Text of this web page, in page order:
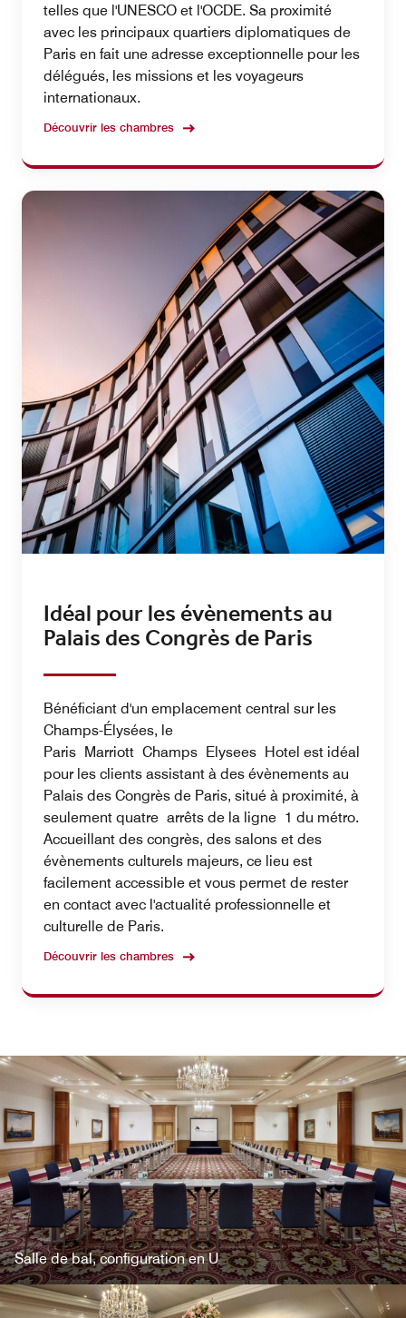
telles que l'UNESCO et l'OCDE. Sa proximité
avec les principaux quartiers diplomatiques de
Paris en fait une adresse exceptionnelle pour les
délégués, les missions et les voyageurs
internationaux.
Découvrir les chambres
Idéal pour les évènements au
Palais des Congrès de Paris
Bénéficiant d'un emplacement central sur les
Champs-Élysées, le
Paris Marriott Champs Elysees Hotel est idéal
pour les clients assistant à des évènements au
Palais des Congrès de Paris, situé à proximité, à
seulement quatre arrêts de la ligne 1 du métro.
Accueillant des congrès, des salons et des
évènements culturels majeurs, ce lieu est
facilement accessible et vous permet de rester
en contact avec l'actualité professionnelle et
culturelle de Paris.
Découvrir les chambres
Salle de bal, configuration en U